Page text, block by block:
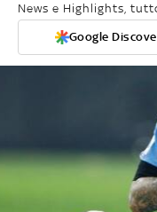
News e Highlights,
Google